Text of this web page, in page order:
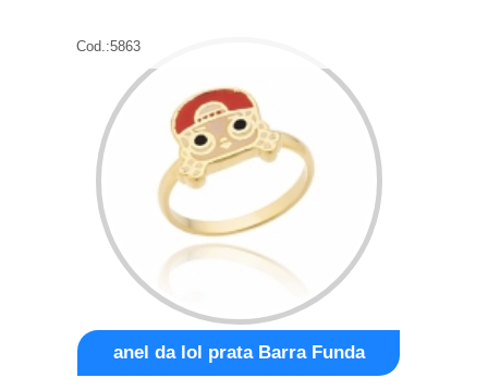
Cod.:5863
anel da lol prata Barra Funda